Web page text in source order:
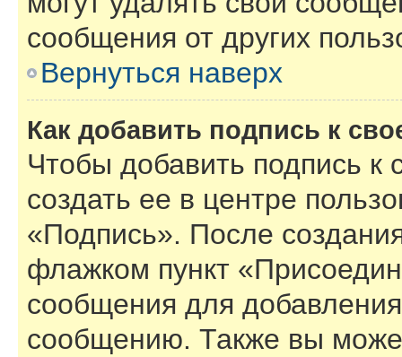
сообщения от других
Вернуться наверх
Как добавить подпись к
Чтобы добавить подпись
создать ее в центре
«Подпись». После
флажком пункт
сообщения для
сообщению. Также вы